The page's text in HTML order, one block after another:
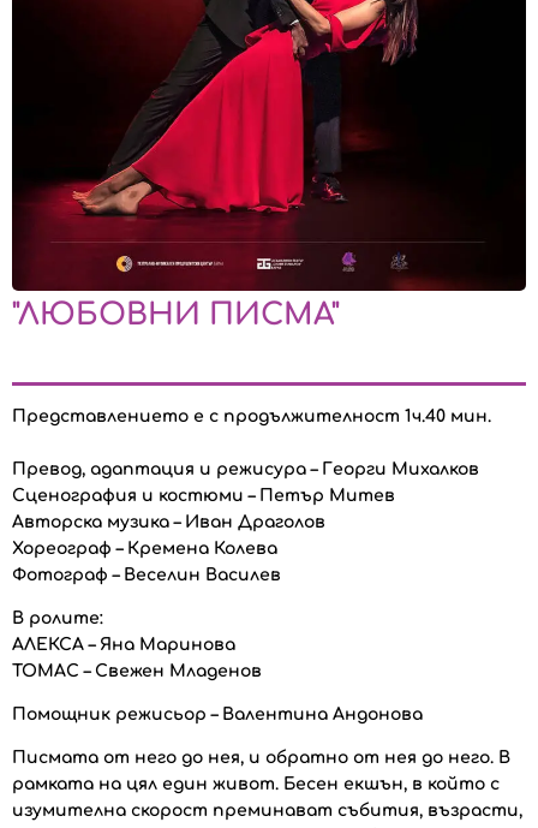
"ЛЮБОВНИ ПИСМА"
Представлението е с продължителност 1ч.40 мин.
Превод, адаптация и режисура – Георги Михалков
Сценография и костюми – Петър Митев
Авторска музика – Иван Драголов
Хореограф – Кремена Колева
Фотограф – Веселин Василев
В ролите:
АЛЕКСА – Яна Маринова
ТОМАС – Свежен Младенов
Помощник режисьор – Валентина Андонова
Писмата от него до нея, и обратно от нея до него. В
рамката на цял един живот. Бесен екшън, в който с
изумителна скорост преминават събития, възрасти,